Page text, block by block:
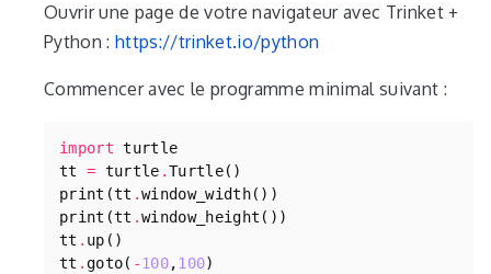
Ouvrir une page de votre navigateur avec Trinket +
Python : https://trinket.io/python
Commencer avec le programme minimal suivant :
import turtle
tt
= turtle .Turtle()
print (tt .window_width())
print (tt .window_height ())
tt . up ()
tt .goto( -100,100)